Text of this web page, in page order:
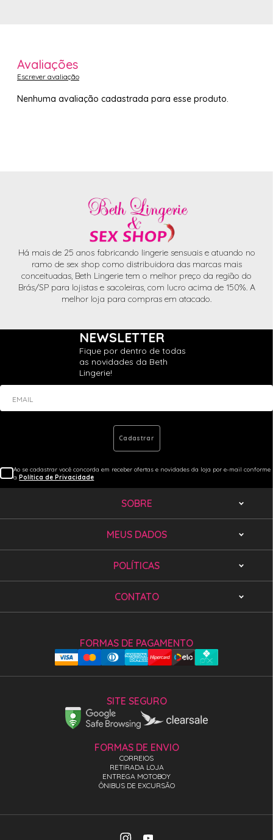
Avaliações
Escrever avaliação
Nenhuma avaliação cadastrada para esse produto.
Há mais de 25 anos fabricando lingerie sensuais e atuando no
ramo de sex shop como distribuidora das marcas mais
conceituadas, Beth Lingerie tem o melhor preço da região do
Brás/SP para lojistas e sacoleiras, com lucro acima de 150%. A
melhor loja para compras em atacado.
NEWSLETTER
Fique por dentro de todas
as novidades da Beth
Lingerie!
EMAIL
Cadastrar
Ao se cadastrar você concorda em receber ofertas e novidades da loja por e-mail conforme
aPolítica de Privacidade
SOBRE
MEUS DADOS
POLÍTICAS
CONTATO
SITE SEGURO
FORMAS DE PAGAMENTO
FORMAS DE ENVIO
CORREIOS
RETIRADA LOJA
ENTREGA MOTOBOY
ÔNIBUS DE EXCURSÃO